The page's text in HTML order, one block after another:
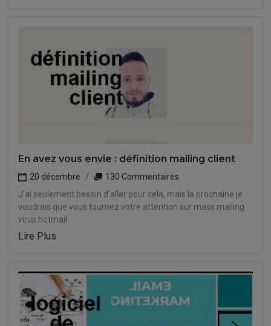
En avez vous envie : définition mailing client
20 décembre
130 Commentaires
J'ai seulement besoin d'aller pour cela, mais la prochaine je
voudrais que vous tournez votre attention sur mass mailing
virus hotmail.
Lire Plus